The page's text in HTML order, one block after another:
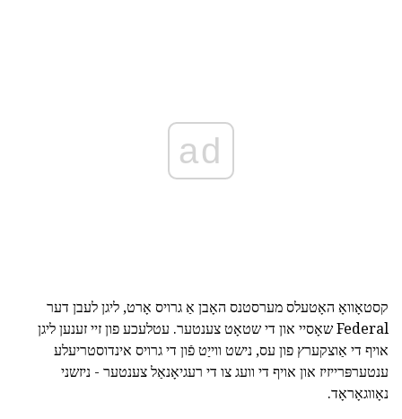
ad
קסטאָוואָ האָטעלס מערסטנס האָבן אַ גרויס אָרט, ליגן לעבן דער
Federal שאָסיי און די שטאָט צענטער. עטלעכע פון זיי זענען ליגן
אויף די אַוצקערץ פון עס, נישט ווייַט פֿון די גרויס אינדוסטריעלע
ענטערפּרייזיז און אויף די וועג צו די רעגיאָנאַל צענטער - ניזשני
נאָווגאָראָד.